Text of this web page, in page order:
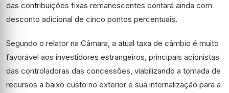
das contribuições fixas remanescentes contará ainda com
desconto adicional de cinco pontos percentuais.
Segundo o relator na Câmara, a atual taxa de câmbio é muito
favorável aos investidores estrangeiros, principais acionistas
das controladoras das concessões, viabilizando a tomada de
recursos a baixo custo no exterior e sua internalização para a